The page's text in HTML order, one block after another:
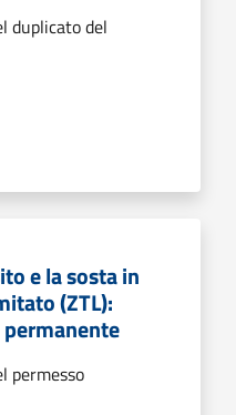
duplicato del
e la sosta in
(ZTL):
permesso